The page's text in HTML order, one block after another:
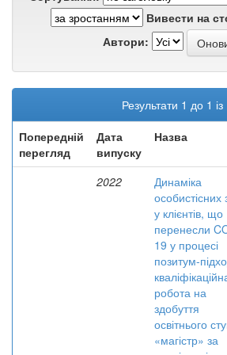
Вивести на
Автори:
Результати 1 до 1 із
Попередній
перегляд
Дата
випуску
Назва
2022
Динаміка
особистісних
у клієнтів, що
перенесли
19 у процесі
позитум-
робота на
здобуття
освітнього
«магістр» за